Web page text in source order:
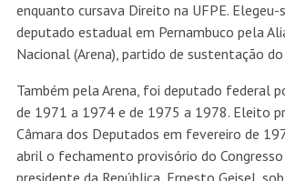
enquanto cursava Direito na UFPE.
deputado estadual em Pernambuco pela
Nacional (Arena), partido de sustentação
Também pela Arena, foi deputado federal
de 1971 a 1974 e de 1975 a 1978. Eleito
Câmara dos Deputados em fevereiro de
abril o fechamento provisório do